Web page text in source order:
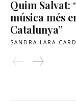
Quim Salvat:
música més
Catalunya”
SANDRA LARA